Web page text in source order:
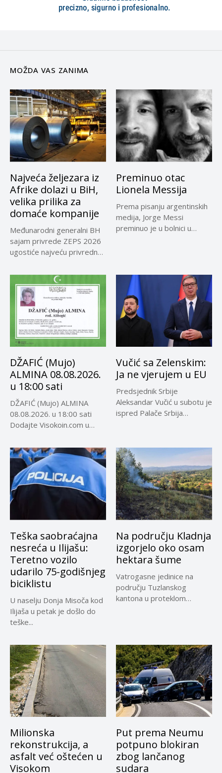
MOŽDA VAS ZANIMA
Najveća željezara iz
Afrike dolazi u BiH,
velika prilika za
domaće kompanije
Međunarodni generalni BH
sajam privrede ZEPS 2026
ugostiće najveću privrednu
Preminuo otac
Lionela Messija
Prema pisanju argentinskih
medija, Jorge Messi
preminuo je u bolnici u
DŽAFIĆ (Mujo)
ALMINA 08.08.2026.
u 18:00 sati
DŽAFIĆ (Mujo) ALMINA
08.08.2026. u 18:00 sati
Dodajte Visokoin.com u
Vučić sa Zelenskim:
Ja ne vjerujem u EU
Predsjednik Srbije
Aleksandar Vučić u subotu je
ispred Palače Srbija
Teška saobraćajna
nesreća u Ilijašu:
Teretno vozilo
udarilo 75-godišnjeg
biciklistu
U naselju Donja Misoča kod
Ilijaša u petak je došlo do
teške...
Na području Kladnja
izgorjelo oko osam
hektara šume
Vatrogasne jedinice na
području Tuzlanskog
kantona u proteklom
Milionska
rekonstrukcija, a
asfalt već oštećen u
Visokom
Put prema Neumu
potpuno blokiran
zbog lančanog
sudara